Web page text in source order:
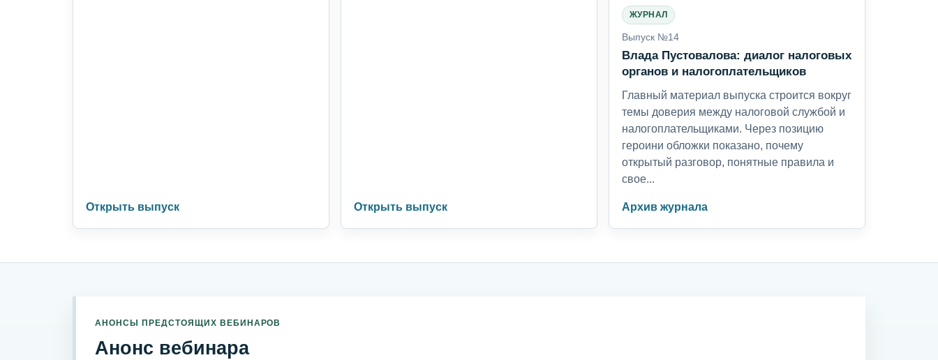
Открыть выпуск Открыть выпуск
ЖУРНАЛ
Выпуск №14
Влада Пустовалова: диалог налоговых
органов и налогоплательщиков
Главный материал выпуска строится вокруг
темы доверия между налоговой службой и
налогоплательщиками. Через позицию
героини обложки показано, почему
открытый разговор, понятные правила и
свое...
Архив журнала
АНОНСЫ ПРЕДСТОЯЩИХ ВЕБИНАРОВ
Анонс вебинара